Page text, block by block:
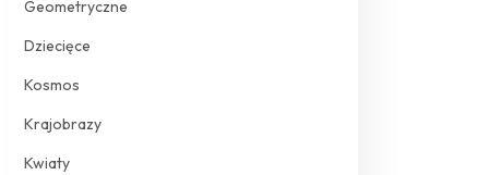
Geometryczne
Dziecięce
Kosmos
Krajobrazy
Kwiaty